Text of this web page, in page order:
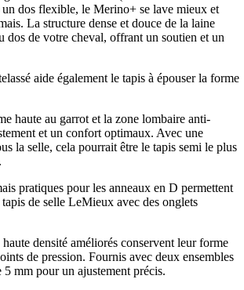
dos flexible, le Merino+ se lave mieux et
La structure dense et douce de la laine
dos de votre cheval, offrant un soutien et un
aide également le tapis à épouser la forme
haute au garrot et la zone lombaire anti-
et un confort optimaux. Avec une
la selle, cela pourrait être le tapis semi le plus
pratiques pour les anneaux en D permettent
de selle LeMieux avec des onglets
densité améliorés conservent leur forme
de pression. Fournis avec deux ensembles
5 mm pour un ajustement précis.